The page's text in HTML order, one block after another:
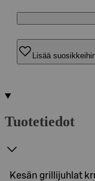
Lisää
Tuotetiedot
Kesän grillijuhlat